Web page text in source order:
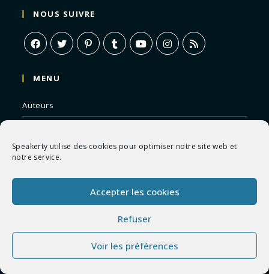
Speakerty utilise des cookies pour optimiser notre site web et
notre service.
Accepter les cookies
Refuser
Voir les préférences
NOUS SUIVRE
MENU
Auteurs
Contes
Romans